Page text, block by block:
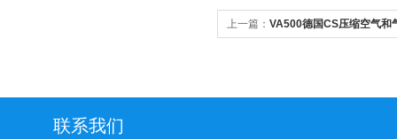
上一篇： VA500德国CS压缩空气和
联系我们